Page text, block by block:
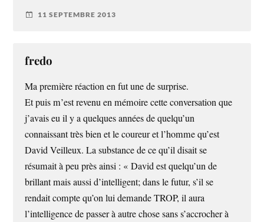
11 SEPTEMBRE 2013
fredo
Ma première réaction en fut une de surprise.
Et puis m’est revenu en mémoire cette conversation que
j’avais eu il y a quelques années de quelqu’un
connaissant très bien et le coureur et l’homme qu’est
David Veilleux. La substance de ce qu’il disait se
résumait à peu près ainsi : « David est quelqu’un de
brillant mais aussi d’intelligent; dans le futur, s’il se
rendait compte qu’on lui demande TROP, il aura
l’intelligence de passer à autre chose sans s’accrocher à